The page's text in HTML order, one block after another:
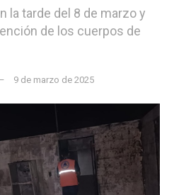
la tarde del 8 de marzo y
de los cuerpos de
9 de marzo de 2025